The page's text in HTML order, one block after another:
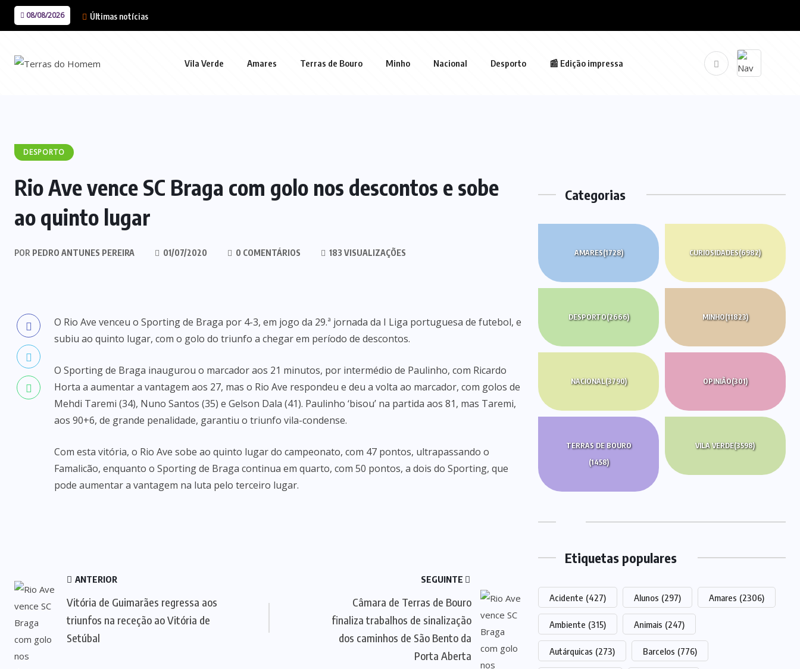
08/08/2026 Últimas notícias
Vila Verde Amares Terras de Bouro Minho Nacional Desporto 📰 Edição impressa
DESPORTO
Rio Ave vence SC Braga com golo nos descontos e sobe
ao quinto lugar
POR PEDRO ANTUNES PEREIRA 01/07/2020 0 COMENTÁRIOS 183 VISUALIZAÇÕES
O Rio Ave venceu o Sporting de Braga por 4-3, em jogo da 29.ª jornada da I Liga portuguesa de futebol, e
subiu ao quinto lugar, com o golo do triunfo a chegar em período de descontos.
O Sporting de Braga inaugurou o marcador aos 21 minutos, por intermédio de Paulinho, com Ricardo
Horta a aumentar a vantagem aos 27, mas o Rio Ave respondeu e deu a volta ao marcador, com golos de
Mehdi Taremi (34), Nuno Santos (35) e Gelson Dala (41). Paulinho ‘bisou’ na partida aos 81, mas Taremi,
aos 90+6, de grande penalidade, garantiu o triunfo vila-condense.
Com esta vitória, o Rio Ave sobe ao quinto lugar do campeonato, com 47 pontos, ultrapassando o
Famalicão, enquanto o Sporting de Braga continua em quarto, com 50 pontos, a dois do Sporting, que
pode aumentar a vantagem na luta pelo terceiro lugar.
ANTERIOR
Vitória de Guimarães regressa aos
triunfos na receção ao Vitória de
Setúbal
SEGUINTE
Câmara de Terras de Bouro
finaliza trabalhos de sinalização
dos caminhos de São Bento da
Porta Aberta
Categorias
AMARES(1728) CURIOSIDADES(6982)
DESPORTO(2666) MINHO(11823)
NACIONAL(3790) OPINIÃO(301)
TERRAS DE BOURO
(1458)
VILA VERDE(3598)
Etiquetas populares
Acidente (427) Alunos (297) Amares (2306)
Ambiente (315) Animais (247)
Autárquicas (273) Barcelos (776)